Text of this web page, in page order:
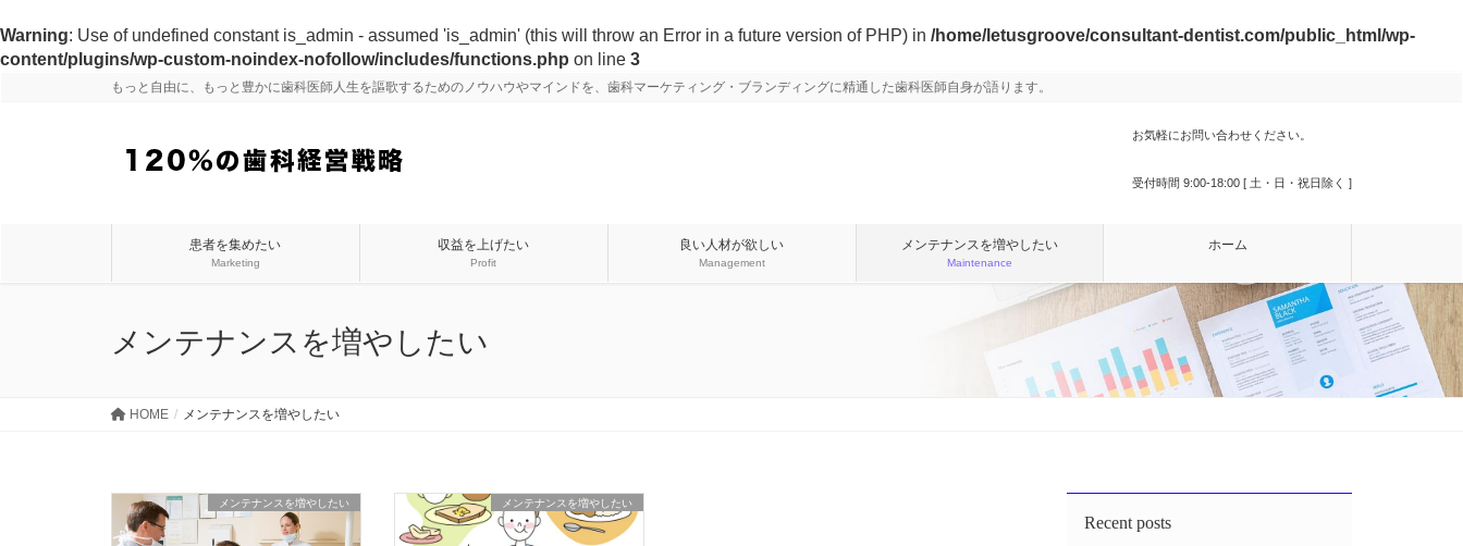
Warning: Use of undefined constant is_admin - assumed 'is_admin' (this will throw an Error in a future version of PHP) in /home/letusgroove/consultant-dentist.com/public_html/wp-
content/plugins/wp-custom-noindex-nofollow/includes/functions.php on line 3
もっと自由に、もっと豊かに歯科医師人生を謳歌するためのノウハウやマインドを、歯科マーケティング・ブランディングに精通した歯科医師自身が語ります。
お気軽にお問い合わせください。
受付時間 9:00-18:00 [ 土・日・祝日除く ]
患者を集めたい
Marketing
収益を上げたい
Profit
良い人材が欲しい
Management
メンテナンスを増やしたい
Maintenance
ホーム
メンテナンスを増やしたい
HOME メンテナンスを増やしたい
メンテナンスを増やしたい メンテナンスを増やしたい
Recent posts